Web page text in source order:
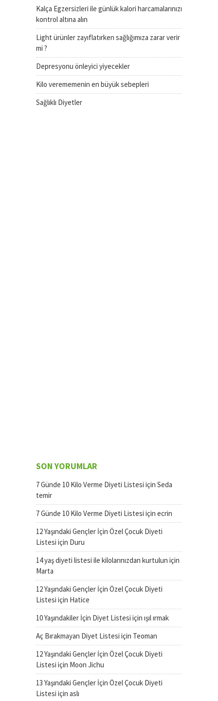
Kalça Egzersizleri ile günlük kalori harcamalarınızı
kontrol altına alın
Light ürünler zayıflatırken sağlığımıza zarar verir
mi ?
Depresyonu önleyici yiyecekler
Kilo verememenin en büyük sebepleri
Sağlıklı Diyetler
SON YORUMLAR
7 Günde 10 Kilo Verme Diyeti Listesi için Seda
temir
7 Günde 10 Kilo Verme Diyeti Listesi için ecrin
12 Yaşındaki Gençler İçin Özel Çocuk Diyeti
Listesi için Duru
14 yaş diyeti listesi ile kilolarınızdan kurtulun için
Marta
12 Yaşındaki Gençler İçin Özel Çocuk Diyeti
Listesi için Hatice
10 Yaşındakiler İçin Diyet Listesi için ışıl ırmak
Aç Bırakmayan Diyet Listesi için Teoman
12 Yaşındaki Gençler İçin Özel Çocuk Diyeti
Listesi için Moon Jichu
13 Yaşındaki Gençler İçin Özel Çocuk Diyeti
Listesi için aslı